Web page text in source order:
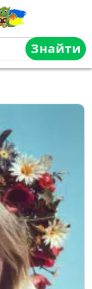
Знайти